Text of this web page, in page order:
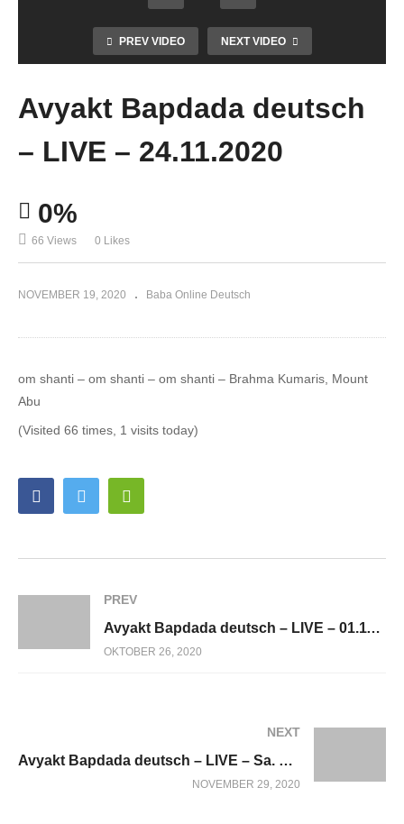
PREV VIDEO NEXT VIDEO
Avyakt Bapdada deutsch
– LIVE – 24.11.2020
0%
66 Views 0 Likes
NOVEMBER 19, 2020 Baba Online Deutsch
om shanti – om shanti – om shanti – Brahma Kumaris, Mount
Abu
(Visited 66 times, 1 visits today)
PREV
Avyakt Bapdada deutsch – LIVE – 01.11.2020
OKTOBER 26, 2020
NEXT
Avyakt Bapdada deutsch – LIVE – Sa. 05.12.2020
NOVEMBER 29, 2020